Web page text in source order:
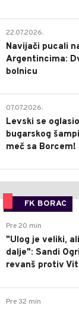
22.07.2026.
Navijači pucali
Argentincima:
bolnicu
07.07.2026.
Levski se
bugarskog
meč sa Borcem!
FK BORAC
Pre 20 min
"Ulog je veliki,
dalje": Sandi
revanš protiv
Pre 32 min